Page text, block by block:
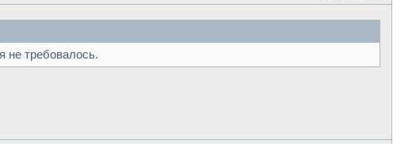
не требовалось.